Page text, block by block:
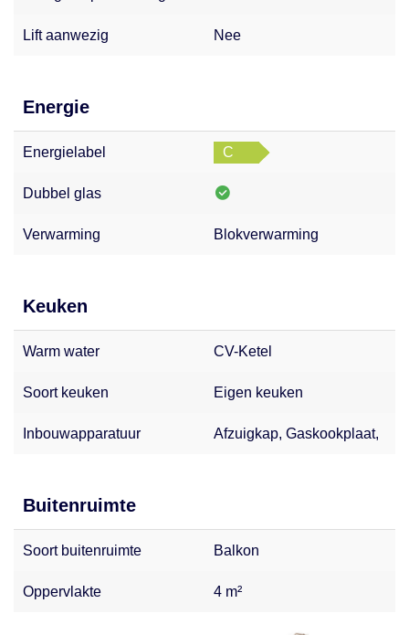
Lift aanwezig Nee
Energie
Energielabel C
Dubbel glas
Verwarming Blokverwarming
Keuken
Warm water CV-Ketel
Soort keuken Eigen keuken
Inbouwapparatuur Afzuigkap, Gaskookplaat,
Buitenruimte
Soort buitenruimte Balkon
Oppervlakte 4 m²